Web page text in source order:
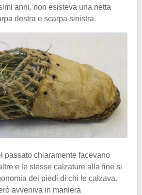
anni, non esisteva una netta
destra e scarpa sinistra.
passato chiaramente facevano
e le stesse calzature alla fine si
dei piedi di chi le calzava.
avveniva in maniera